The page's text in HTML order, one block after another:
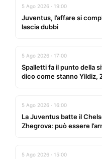
5 Ago 2026 · 19:00
Juventus, l’affare si
lascia dubbi
5 Ago 2026 · 17:00
Spalletti fa il punto della
dico come stanno Yildiz,
5 Ago 2026 · 16:00
La Juventus batte il
Zhegrova: può essere
5 Ago 2026 · 15:00